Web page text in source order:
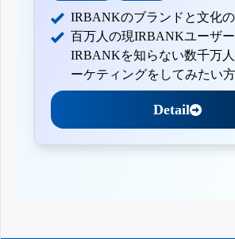
IRBANKのブランドと文化の
百万人の現IRBANKユーザ
IRBANKを知らない数千万
ーケティングをしてみたい方
Detail